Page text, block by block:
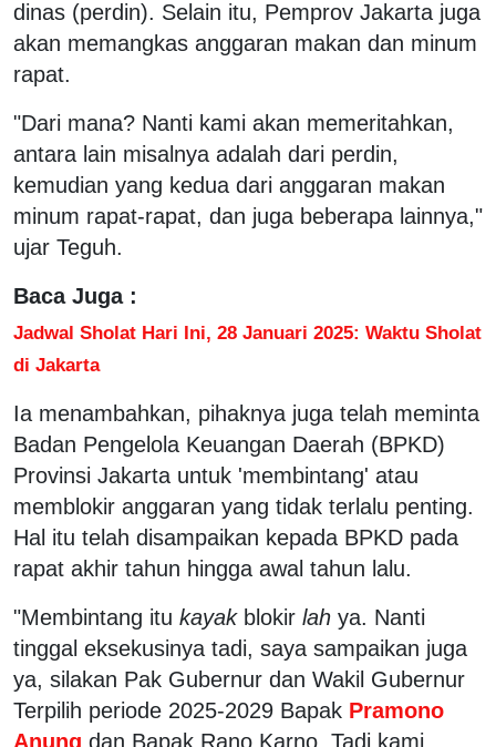
dinas (perdin). Selain itu, Pemprov Jakarta juga
akan memangkas anggaran makan dan minum
rapat.
"Dari mana? Nanti kami akan memeritahkan,
antara lain misalnya adalah dari perdin,
kemudian yang kedua dari anggaran makan
minum rapat-rapat, dan juga beberapa lainnya,"
ujar Teguh.
Baca Juga :
Jadwal Sholat Hari Ini, 28 Januari 2025: Waktu Sholat
di Jakarta
Ia menambahkan, pihaknya juga telah meminta
Badan Pengelola Keuangan Daerah (BPKD)
Provinsi Jakarta untuk 'membintang' atau
memblokir anggaran yang tidak terlalu penting.
Hal itu telah disampaikan kepada BPKD pada
rapat akhir tahun hingga awal tahun lalu.
"Membintang itu kayakblokir lah ya. Nanti
tinggal eksekusinya tadi, saya sampaikan juga
ya, silakan Pak Gubernur dan Wakil Gubernur
Terpilih periode 2025-2029 Bapak Pramono
Anung dan Bapak Rano Karno. Tadi kami